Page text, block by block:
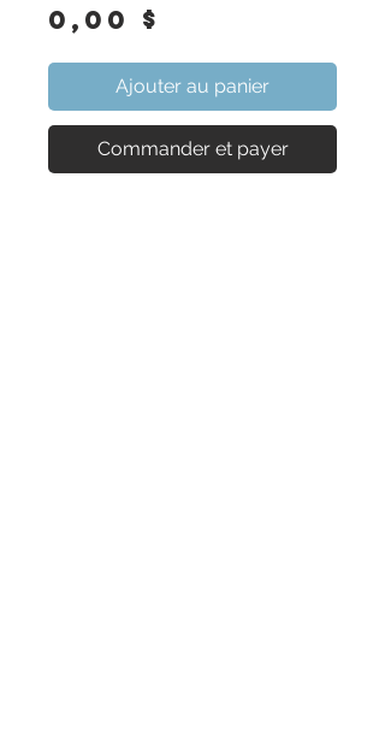
0,00 $
Ajouter au panier
Commander et payer